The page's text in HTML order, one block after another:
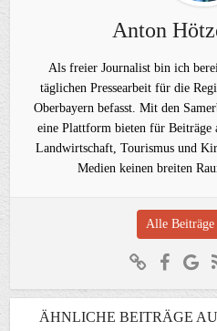
Anton
Als freier Journalist bin ich
täglichen Pressearbeit für die
Oberbayern befasst. Mit den
eine Plattform bieten für Beiträge
Landwirtschaft, Tourismus und
Medien keinen breiten
Alle Beiträge
ÄHNLICHE BEITRÄGE